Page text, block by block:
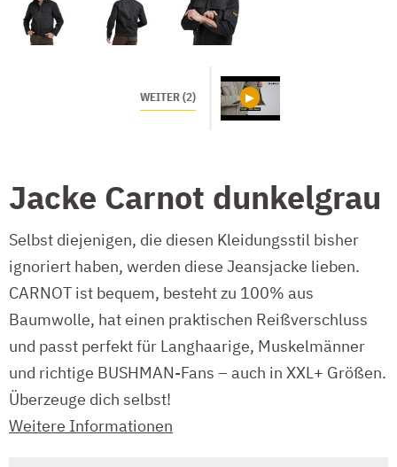
WEITER (2)
Jacke Carnot dunkelgrau
Selbst diejenigen, die diesen Kleidungsstil bisher
ignoriert haben, werden diese Jeansjacke lieben.
CARNOT ist bequem, besteht zu 100% aus
Baumwolle, hat einen praktischen Reißverschluss
und passt perfekt für Langhaarige, Muskelmänner
und richtige BUSHMAN-Fans – auch in XXL+ Größen.
Überzeuge dich selbst!
Weitere Informationen